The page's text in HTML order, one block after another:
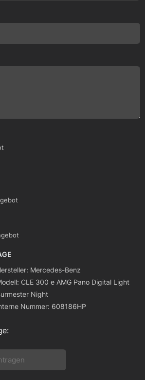
Mercedes-Benz
CLE 300 e AMG Pano Digital Light
Night
Nummer: 608186HP